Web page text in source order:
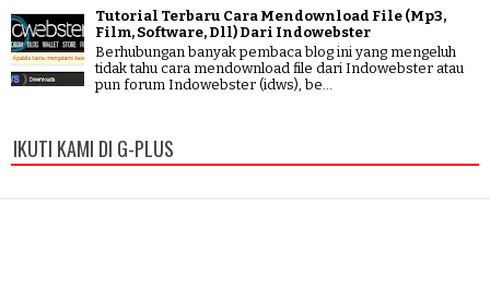
Tutorial Terbaru Cara Mendownload File (Mp3,
Film, Software, Dll) Dari Indowebster
Berhubungan banyak pembaca blog ini yang mengeluh
tidak tahu cara mendownload file dari Indowebster atau
pun forum Indowebster (idws), be...
IKUTI KAMI DI G-PLUS